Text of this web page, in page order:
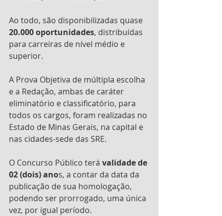
Ao todo, são disponibilizadas quase
20.000 oportunidades, distribuídas
para carreiras de nível médio e
superior.
A Prova Objetiva de múltipla escolha
e a Redação, ambas de caráter
eliminatório e classificatório, para
todos os cargos, foram realizadas no
Estado de Minas Gerais, na capital e
nas cidades-sede das SRE.
O Concurso Público terá validade de
02 (dois) anos, a contar da data da
publicação de sua homologação,
podendo ser prorrogado, uma única
vez, por igual período.